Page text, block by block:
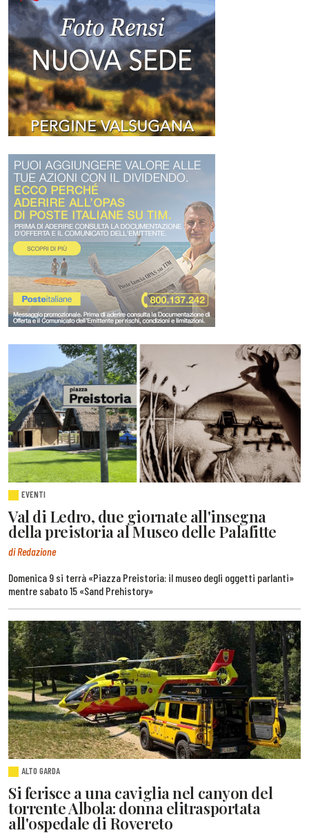
EVENTI
Val di Ledro, due giornate all'insegna
della preistoria al Museo delle Palafitte
di Redazione
Domenica 9 si terrà «Piazza Preistoria: il museo degli oggetti parlanti»
mentre sabato 15 «Sand Prehistory»
ALTO GARDA
Si ferisce a una caviglia nel canyon del
torrente Albola: donna elitrasportata
all'ospedale di Rovereto